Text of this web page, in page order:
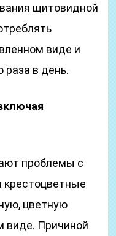
щитовидной
виде и
раза в день.
проблемы с
крестоцветные
цветную
виде. Причиной